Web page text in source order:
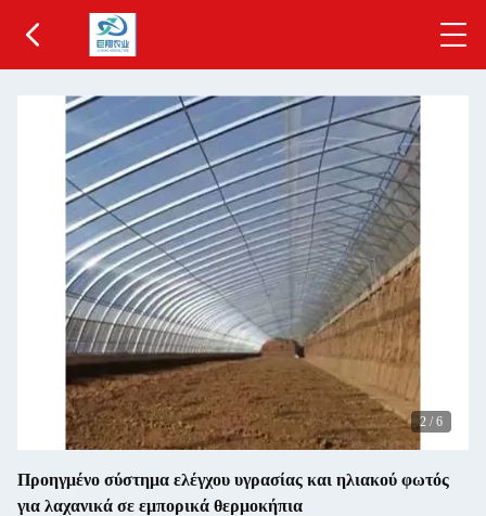
2 / 6
Προηγμένο σύστημα ελέγχου υγρασίας και ηλιακού φωτός
για λαχανικά σε εμπορικά θερμοκήπια